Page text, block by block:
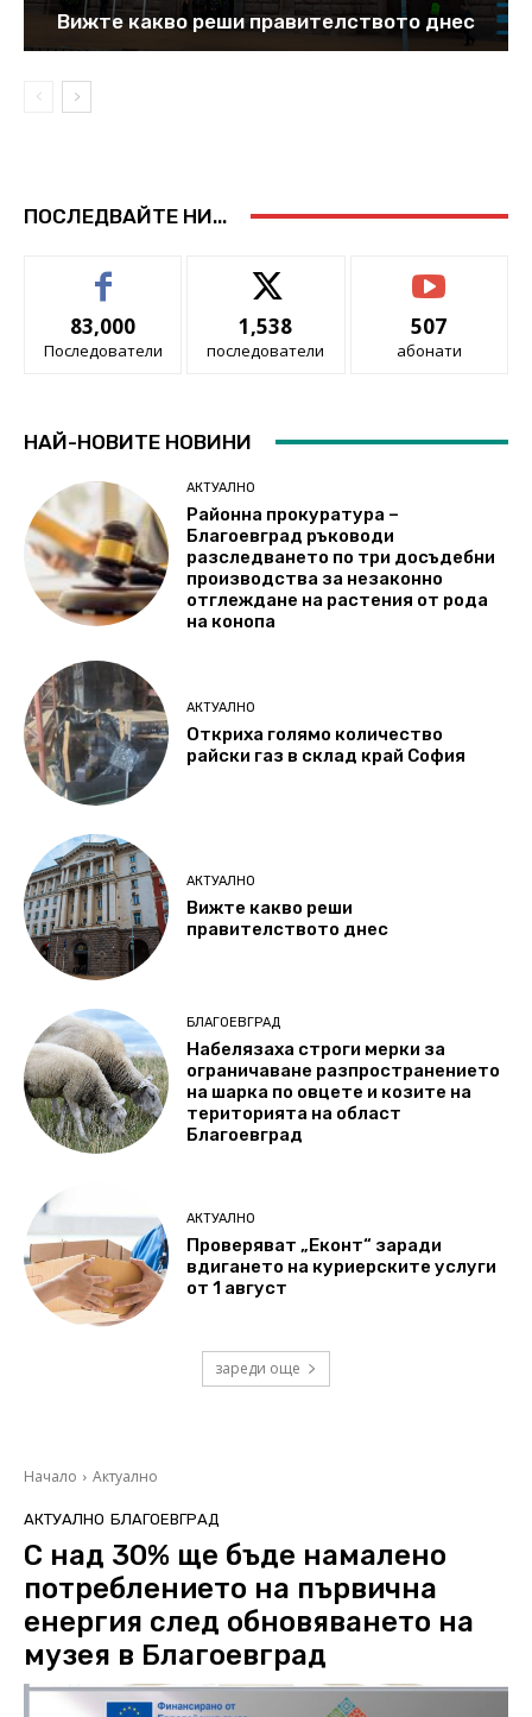
Вижте какво реши правителството днес
ПОСЛЕДВАЙТЕ НИ...
83,000
Последователи
1,538
последователи
507
абонати
НАЙ-НОВИТЕ НОВИНИ
АКТУАЛНО
Районна прокуратура –
Благоевград ръководи
разследването по три досъдебни
производства за незаконно
отглеждане на растения от рода
на конопа
АКТУАЛНО
Откриха голямо количество
райски газ в склад край София
АКТУАЛНО
Вижте какво реши
правителството днес
БЛАГОЕВГРАД
Набелязаха строги мерки за
ограничаване разпространението
на шарка по овцете и козите на
територията на област
Благоевград
АКТУАЛНО
Проверяват „Еконт“ заради
вдигането на куриерските услуги
от 1 август
зареди още